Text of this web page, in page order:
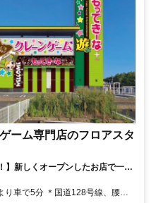
ーム専門店のフロアスタ
】新しくオープンしたお店で一緒
レーンゲーム専門店が茂原市に
由＆ネイル・ピアスもOK！学